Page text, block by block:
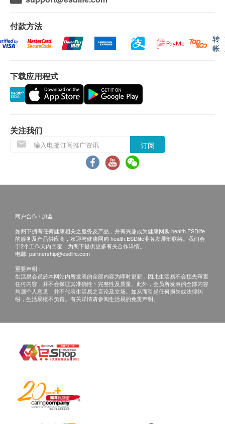
独特卖点
可自行安装，只需4步，简单方便，可接驳不同款
双重过滤，多重保护
食用水经5㎛活性炭滤芯过滤:
阻隔水中砂石杂质及悬浮物
***免费送货服务适用于港岛、九龙及新界货车
能直接到达的地点及备有升降机能直接到达或
步行不多于20级楼梯之楼层。
位于无升降机设施的楼层或相应的送货路程，
元的服务费及每层每支货品港币5元的行政费。
订购须知
电子商店只接受在香港的指定送货的帐单地址
您向我们订购产品时，即表示您同意按照本条
款及细则向我们提出购物请求。收到您的订单
之后，我们将通知您并确认收到该订单。该回
覆并不代表我们已经接受您的订单。倘若我们
提供阁下订单上的任何产品或服务，我们会透
过电话或电邮通知阁下。
阁下的订购请求获我们接受后，我们会与您确
认接受订单，并同时通知您送货的时间和日
期。
请点击此处获取详情https://www.watsons-
water.com/条款及细则
订讲１２公升或１８公升桶装蒸馏水需缴交水
＄２０，按金将于退回水樽时退还。
保养:
HC99L-UFD、HC90L-UFD上冷水热水机及
Wats-Touch提供12个月免费维修服务。
時針扭實濾水器機身。
問 4：濾芯的使用壽命大約多長？
4：濾芯預計更換周期不是質量保證週期，濾芯的
慢，應盡早更換濾芯。建議濾芯最長使用期為
月 。
答5：如需購買濾芯/其他配件, 請致電客戶服務熱線＋
852 2662 1993查詢。
如何安裝濾水器至內螺旋 水龍頭
電客戶服務熱線＋852 2662 1993查詢。
付款方法
转
帐
下载应用程式
关注我们
订阅
商户合作 / 加盟
如阁下拥有任何健康相关之服务及产品，并有兴趣成为健康网购 health.ESDlife
的服务及产品供应商，欢迎与健康网购 health.ESDlife业务发展部联络。我们会
于2个工作天内回覆，为阁下提供更多有关合作详情。
电邮: partnership@esdlife.com
重要声明：
生活易会员於本网站内所发表的全部内容为即时更新，因此生活易不会预先审查
任何内容，并不会保证其准确性丶完整性及质量。此外，会员所发表的全部内容
均属个人意见，并不代表生活易之言论及立场。如从而引起任何损失或法律纠
纷，生活易概不负责。有关详情请参阅生活易的免责声明。